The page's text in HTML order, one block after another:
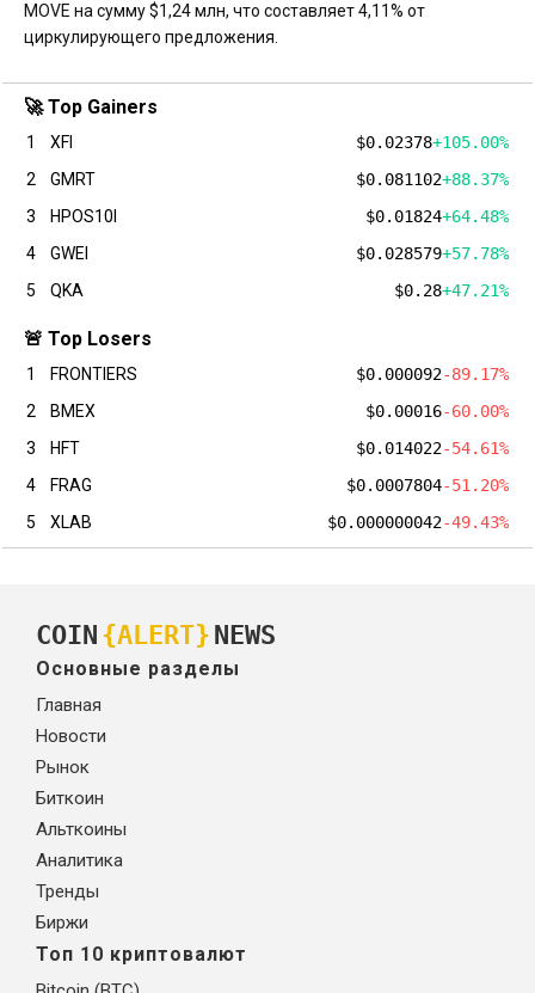
MOVE на сумму $1,24 млн, что составляет 4,11% от
циркулирующего предложения.
🚀 Top Gainers
1 XFI $0.02378+105.00%
2
GMRT $0.081102+88.37%
3
HPOS10I $0.01824+64.48%
4
GWEI $0.028579+57.78%
5
QKA $0.28+47.21%
🚨 Top Losers
1 FRONTIERS $0.000092-89.17%
2
BMEX $0.00016-60.00%
3
HFT $0.014022-54.61%
4
FRAG $0.0007804-51.20%
5
XLAB $0.000000042-49.43%
COIN {ALERT} NEWS
Основные разделы
Главная
Новости
Рынок
Биткоин
Альткоины
Аналитика
Тренды
Биржи
Топ 10 криптовалют